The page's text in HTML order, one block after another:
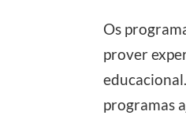
Os
prover
programas